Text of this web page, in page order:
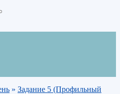
» Задание 5 (Профильный